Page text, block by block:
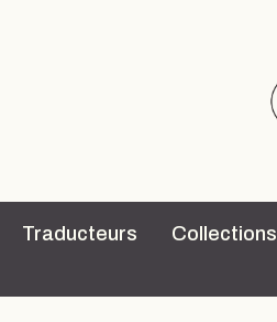
Traducteurs Collections